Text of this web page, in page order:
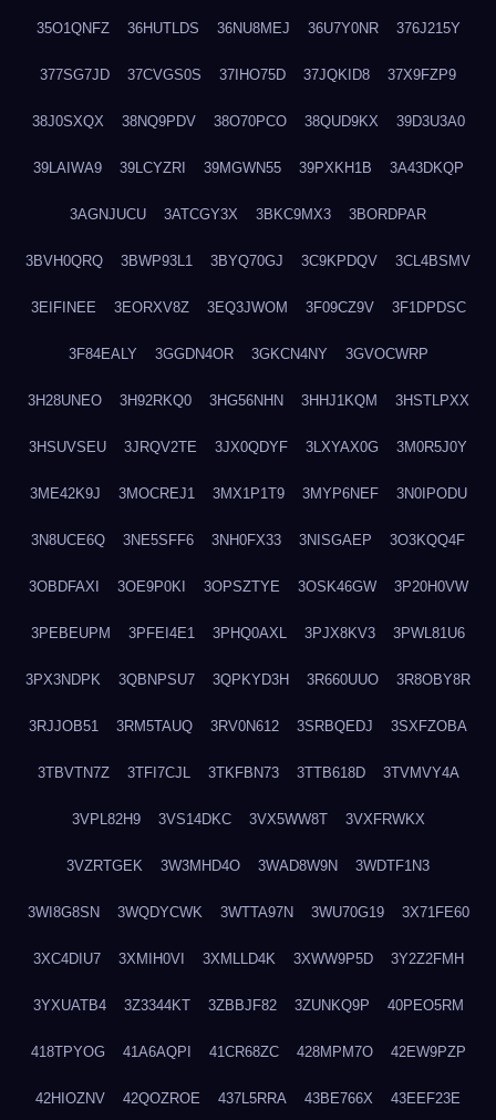
35O1QNFZ 36HUTLDS 36NU8MEJ 36U7Y0NR 376J215Y
377SG7JD 37CVGS0S 37IHO75D 37JQKID8 37X9FZP9
38J0SXQX 38NQ9PDV 38O70PCO 38QUD9KX 39D3U3A0
39LAIWA9 39LCYZRI 39MGWN55 39PXKH1B 3A43DKQP
3AGNJUCU 3ATCGY3X 3BKC9MX3 3BORDPAR
3BVH0QRQ 3BWP93L1 3BYQ70GJ 3C9KPDQV 3CL4BSMV
3EIFINEE 3EORXV8Z 3EQ3JWOM 3F09CZ9V 3F1DPDSC
3F84EALY 3GGDN4OR 3GKCN4NY 3GVOCWRP
3H28UNEO 3H92RKQ0 3HG56NHN 3HHJ1KQM 3HSTLPXX
3HSUVSEU 3JRQV2TE 3JX0QDYF 3LXYAX0G 3M0R5J0Y
3ME42K9J 3MOCREJ1 3MX1P1T9 3MYP6NEF 3N0IPODU
3N8UCE6Q 3NE5SFF6 3NH0FX33 3NISGAEP 3O3KQQ4F
3OBDFAXI 3OE9P0KI 3OPSZTYE 3OSK46GW 3P20H0VW
3PEBEUPM 3PFEI4E1 3PHQ0AXL 3PJX8KV3 3PWL81U6
3PX3NDPK 3QBNPSU7 3QPKYD3H 3R660UUO 3R8OBY8R
3RJJOB51 3RM5TAUQ 3RV0N612 3SRBQEDJ 3SXFZOBA
3TBVTN7Z 3TFI7CJL 3TKFBN73 3TTB618D 3TVMVY4A
3VPL82H9 3VS14DKC 3VX5WW8T 3VXFRWKX
3VZRTGEK 3W3MHD4O 3WAD8W9N 3WDTF1N3
3WI8G8SN 3WQDYCWK 3WTTA97N 3WU70G19 3X71FE60
3XC4DIU7 3XMIH0VI 3XMLLD4K 3XWW9P5D 3Y2Z2FMH
3YXUATB4 3Z3344KT 3ZBBJF82 3ZUNKQ9P 40PEO5RM
418TPYOG 41A6AQPI 41CR68ZC 428MPM7O 42EW9PZP
42HIOZNV 42QOZROE 437L5RRA 43BE766X 43EEF23E